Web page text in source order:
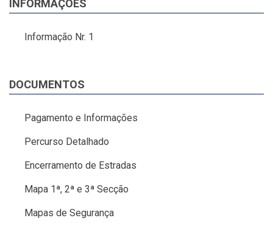
INFORMAÇÕES
Informação Nr. 1
DOCUMENTOS
Pagamento e Informações
Percurso Detalhado
Encerramento de Estradas
Mapa 1ª, 2ª e 3ª Secção
Mapas de Segurança